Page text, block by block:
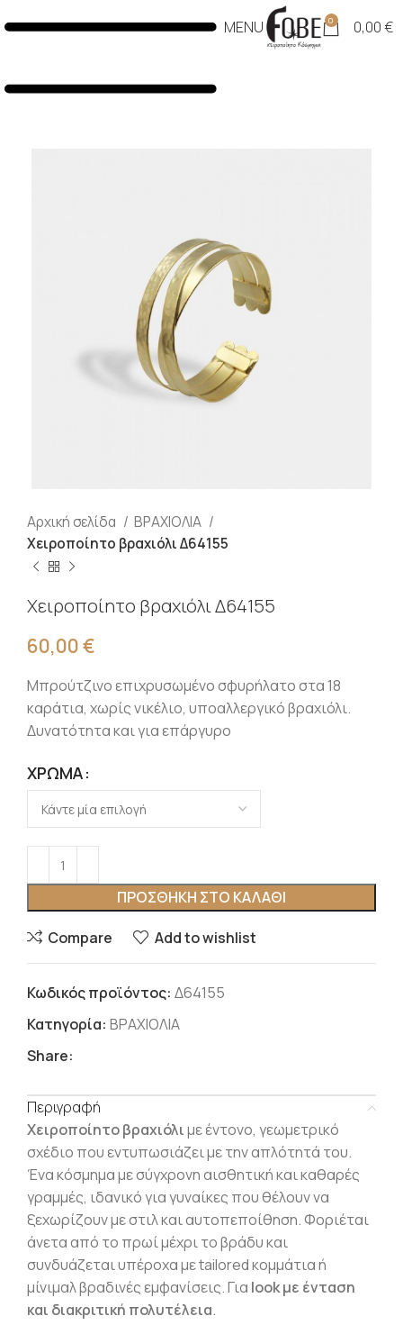
MENU 0 0,00€
Αρχική σελίδα
ΒΡΑΧΙΟΛΙΑ
Χειροποίητο βραχιόλι Δ64155
Χειροποίητο βραχιόλι Δ64155
60,00€
Μπρούτζινο επιχρυσωμένο σφυρήλατο στα 18
καράτια, χωρίς νικέλιο, υποαλλεργικό βραχιόλι.
Δυνατότητα και για επάργυρο
ΧΡΏΜΑ
ΠΡΟΣΘΉΚΗ ΣΤΟ ΚΑΛΆΘΙ
Compare Add to wishlist
Κωδικός προϊόντος: Δ64155
Κατηγορία: ΒΡΑΧΙΟΛΙΑ
Share:
Περιγραφή
Χειροποίητο βραχιόλιμε έντονο, γεωμετρικό
σχέδιο που εντυπωσιάζει με την απλότητά του.
Ένα κόσμημα με σύγχρονη αισθητική και καθαρές
γραμμές, ιδανικό για γυναίκες που θέλουν να
ξεχωρίζουν με στιλ και αυτοπεποίθηση. Φοριέται
άνετα από το πρωί μέχρι το βράδυ και
συνδυάζεται υπέροχα με tailored κομμάτια ή
μίνιμαλ βραδινές εμφανίσεις. Για look με ένταση
και διακριτική πολυτέλεια.